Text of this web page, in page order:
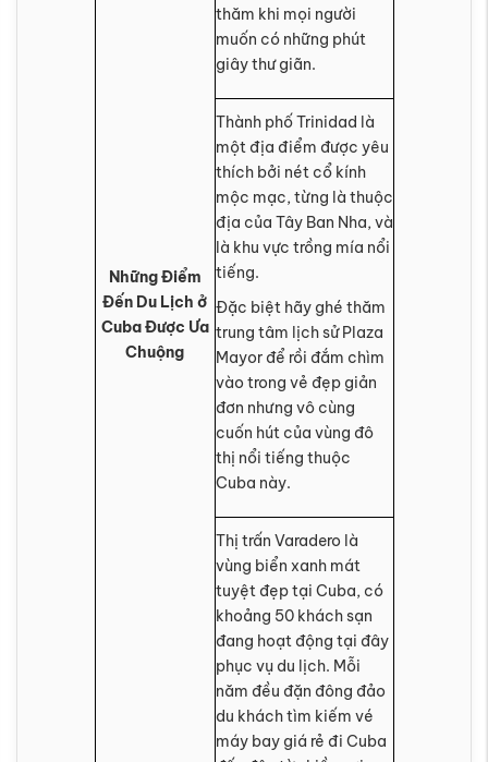
Những Điểm
Đến Du Lịch ở
Cuba Được Ưa
Chuộng
thăm khi mọi người
muốn có những phút
giây thư giãn.
Thành phố Trinidad là
một địa điểm được yêu
thích bởi nét cổ kính
mộc mạc, từng là thuộc
địa của Tây Ban Nha, và
là khu vực trồng mía nổi
tiếng.
Đặc biệt hãy ghé thăm
trung tâm lịch sử Plaza
Mayor để rồi đắm chìm
vào trong vẻ đẹp giản
đơn nhưng vô cùng
cuốn hút của vùng đô
thị nổi tiếng thuộc
Cuba này.
Thị trấn Varadero là
vùng biển xanh mát
tuyệt đẹp tại Cuba, có
khoảng 50 khách sạn
đang hoạt động tại đây
phục vụ du lịch. Mỗi
năm đều đặn đông đảo
du khách tìm kiếm vé
máy bay giá rẻ đi Cuba